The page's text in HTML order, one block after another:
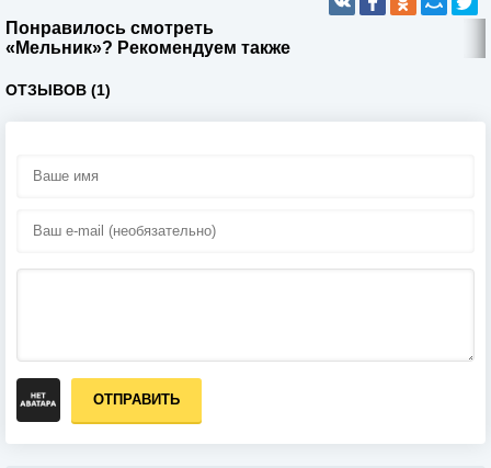
Понравилось смотреть
«Мельник»? Рекомендуем также
ОТЗЫВОВ (1)
ОТПРАВИТЬ